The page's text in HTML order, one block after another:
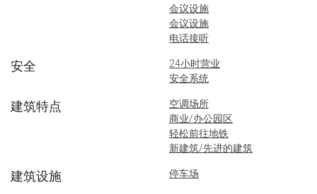
会议设施
会议设施
电话接听
安全
24小时营业
安全系统
建筑特点
空调场所
商业/办公园区
轻松前往地铁
新建筑/先进的建筑
建筑设施 停车场